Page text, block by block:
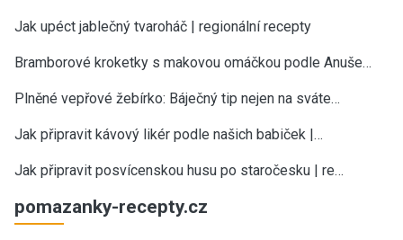
Jak upéct jablečný tvaroháč | regionální recepty
Bramborové kroketky s makovou omáčkou podle Anuše…
Plněné vepřové žebírko: Báječný tip nejen na sváte…
Jak připravit kávový likér podle našich babiček |…
Jak připravit posvícenskou husu po staročesku | re…
pomazanky-recepty.cz